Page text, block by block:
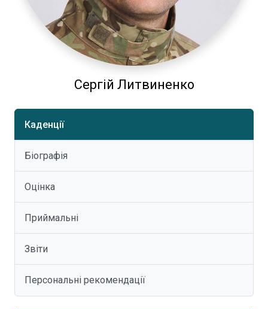
Сергій Литвиненко
Каденції
Біографія
Оцінка
Приймальні
Звіти
Персональні рекомендації